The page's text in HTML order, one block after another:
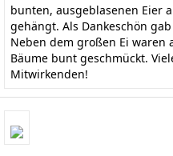
bunten, ausgeblasenen Eier
gehängt. Als Dankeschön
Neben dem großen Ei waren
Bäume bunt geschmückt.
Mitwirkenden!